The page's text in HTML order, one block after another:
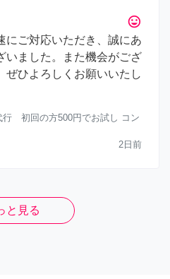
tag_faces
にご対応いただき、誠にあ
いました。また機会がござ
ぜひよろしくお願いいたし
行 初回の方500円でお試し コン
2日前
と見る